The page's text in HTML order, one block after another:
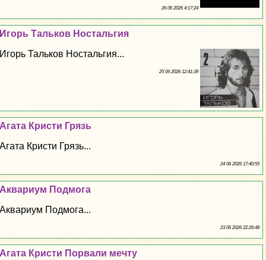
26 06 2026 4:17:24
Игорь Тальков Ностальгия
Игорь Тальков Ностальгия...
25 06 2026 12:41:39
Агата Кристи Грязь
Агата Кристи Грязь...
24 06 2026 17:40:55
Аквариум Подмога
Аквариум Подмога...
23 06 2026 22:26:48
Агата Кристи Порвали мечту